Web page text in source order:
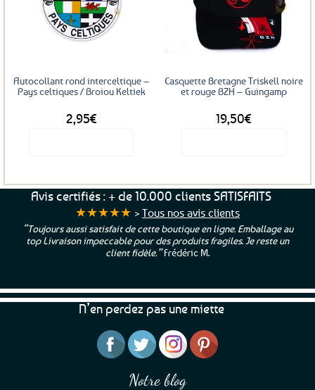
Ajouter
Autocollant rond interceltique –
Pays celtiques / Broiou Keltiek
2,95€
Ajouter
aux
favoris
Casquette Bretagne Triskell noire
et rouge BZH – Guingamp
19,50€
Avis certifiés : + de 10.000 clients SATISFAITS
★★★★★ > Tous nos avis clients
“Toujours aussi satisfait de cette boutique en ligne. Emballage au
top Livraison impeccable pour des produits fragiles. Je reste un
client fidèle.”Frédéric M.
N’en perdez pas une miette
Notre blog